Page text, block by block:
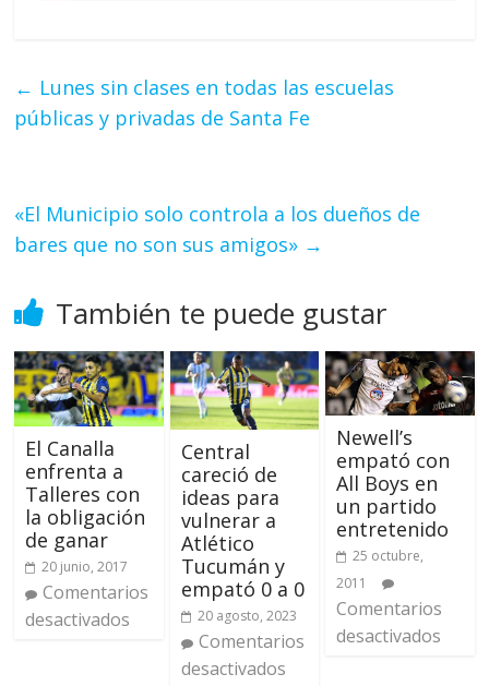
← Lunes sin clases en todas las escuelas
públicas y privadas de Santa Fe
«El Municipio solo controla a los dueños de
bares que no son sus amigos» →
También te puede gustar
El Canalla
enfrenta a
Talleres con
la obligación
de ganar
20 junio, 2017
Comentarios
desactivados
Central
careció de
ideas para
vulnerar a
Atlético
Tucumán y
empató 0 a 0
20 agosto, 2023
Comentarios
desactivados
Newell’s
empató con
All Boys en
un partido
entretenido
25 octubre,
2011
Comentarios
desactivados